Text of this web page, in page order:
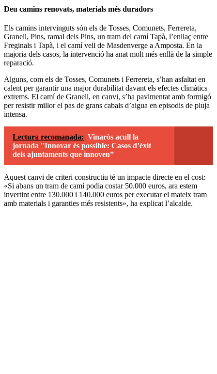
Deu camins renovats, materials més duradors
Els camins intervinguts són els de Tosses, Comunets, Ferrereta,
Granell, Pins, ramal dels Pins, un tram del camí Tapà, l’enllaç entre
Freginals i Tapà, i el camí vell de Masdenverge a Amposta. En la
majoria dels casos, la intervenció ha anat molt més enllà de la simple
reparació.
Alguns, com els de Tosses, Comunets i Ferrereta, s’han asfaltat en
calent per garantir una major durabilitat davant els efectes climàtics
extrems. El camí de Granell, en canvi, s’ha pavimentat amb formigó
per resistir millor el pas de grans cabals d’aigua en episodis de pluja
intensa.
Lectura recomanada: Vinaròs acull la
jornada ''Innovar és possible: Casos d’èxit
dels ajuntaments que innoven”
Aquest canvi de criteri constructiu té un impacte directe en el cost:
«Si abans un tram de camí podia costar 50.000 euros, ara estem
invertint entre 130.000 i 140.000 euros per executar el mateix tram
amb materials i garanties més resistents», ha explicat l’alcalde.